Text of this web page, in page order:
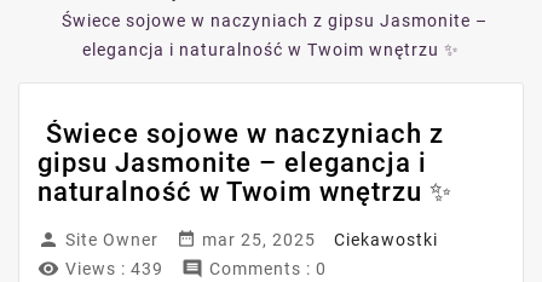
️ Świece sojowe w naczyniach z gipsu Jasmonite –
elegancja i naturalność w Twoim wnętrzu ✨
️ Świece sojowe w naczyniach z
gipsu Jasmonite – elegancja i
naturalność w Twoim wnętrzu ✨
 Site Owner  mar 25, 2025 Ciekawostki
 Views : 439  Comments : 0